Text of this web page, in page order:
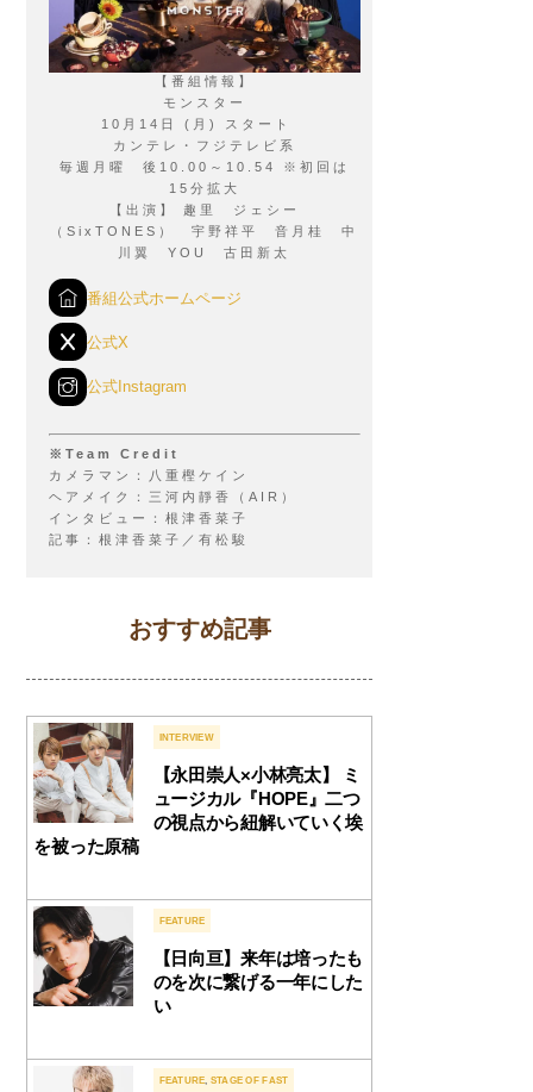
【番組情報】
モンスター
10月14日 (月) スタート
カンテレ・フジテレビ系
毎週月曜 後10.00～10.54 ※初回は
15分拡大
【出演】 趣里 ジェシー
（SixTONES） 宇野祥平 音月桂 中
川翼 YOU 古田新太
番組公式ホームページ
公式X
公式Instagram
※Team Credit
カメラマン：八重樫ケイン
ヘアメイク：三河内靜香（AIR）
インタビュー：根津香菜子
記事：根津香菜子／有松駿
おすすめ記事
INTERVIEW
【永田崇人×小林亮太】 ミ
ュージカル『HOPE』二つ
の視点から紐解いていく埃
を被った原稿
FEATURE
【日向亘】来年は培ったも
のを次に繋げる一年にした
い
FEATURE, STAGE OF FAST